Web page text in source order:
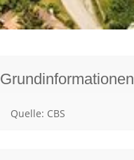
Grundinformationen
Quelle: CBS